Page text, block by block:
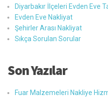
Diyarbakır İlçeleri Evden Eve
Evden Eve Nakliyat
Şehirler Arası Nakliyat
Sıkça Sorulan Sorular
Son Yazılar
Fuar Malzemeleri Nakliye